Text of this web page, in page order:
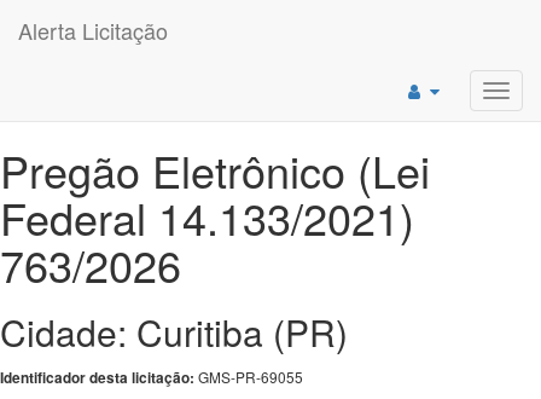
Alerta Licitação
Pregão Eletrônico (Lei
Federal 14.133/2021)
763/2026
Cidade: Curitiba (PR)
Identificador desta licitação: GMS-PR-69055